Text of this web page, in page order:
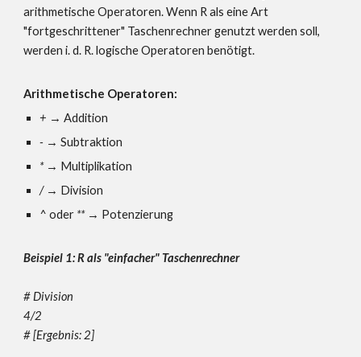
arithmetische Operatoren. Wenn R als eine Art
"fortgeschrittener" Taschenrechner genutzt werden soll,
werden i. d. R. logische Operatoren benötigt.
Arithmetische Operatoren:
+ →Addition
- →Subtraktion
*→ Multiplikation
/→ Division
^ oder **→ Potenzierung
Beispiel 1: R als "einfacher" Taschenrechner
# Division
4/2
# [Ergebnis: 2]